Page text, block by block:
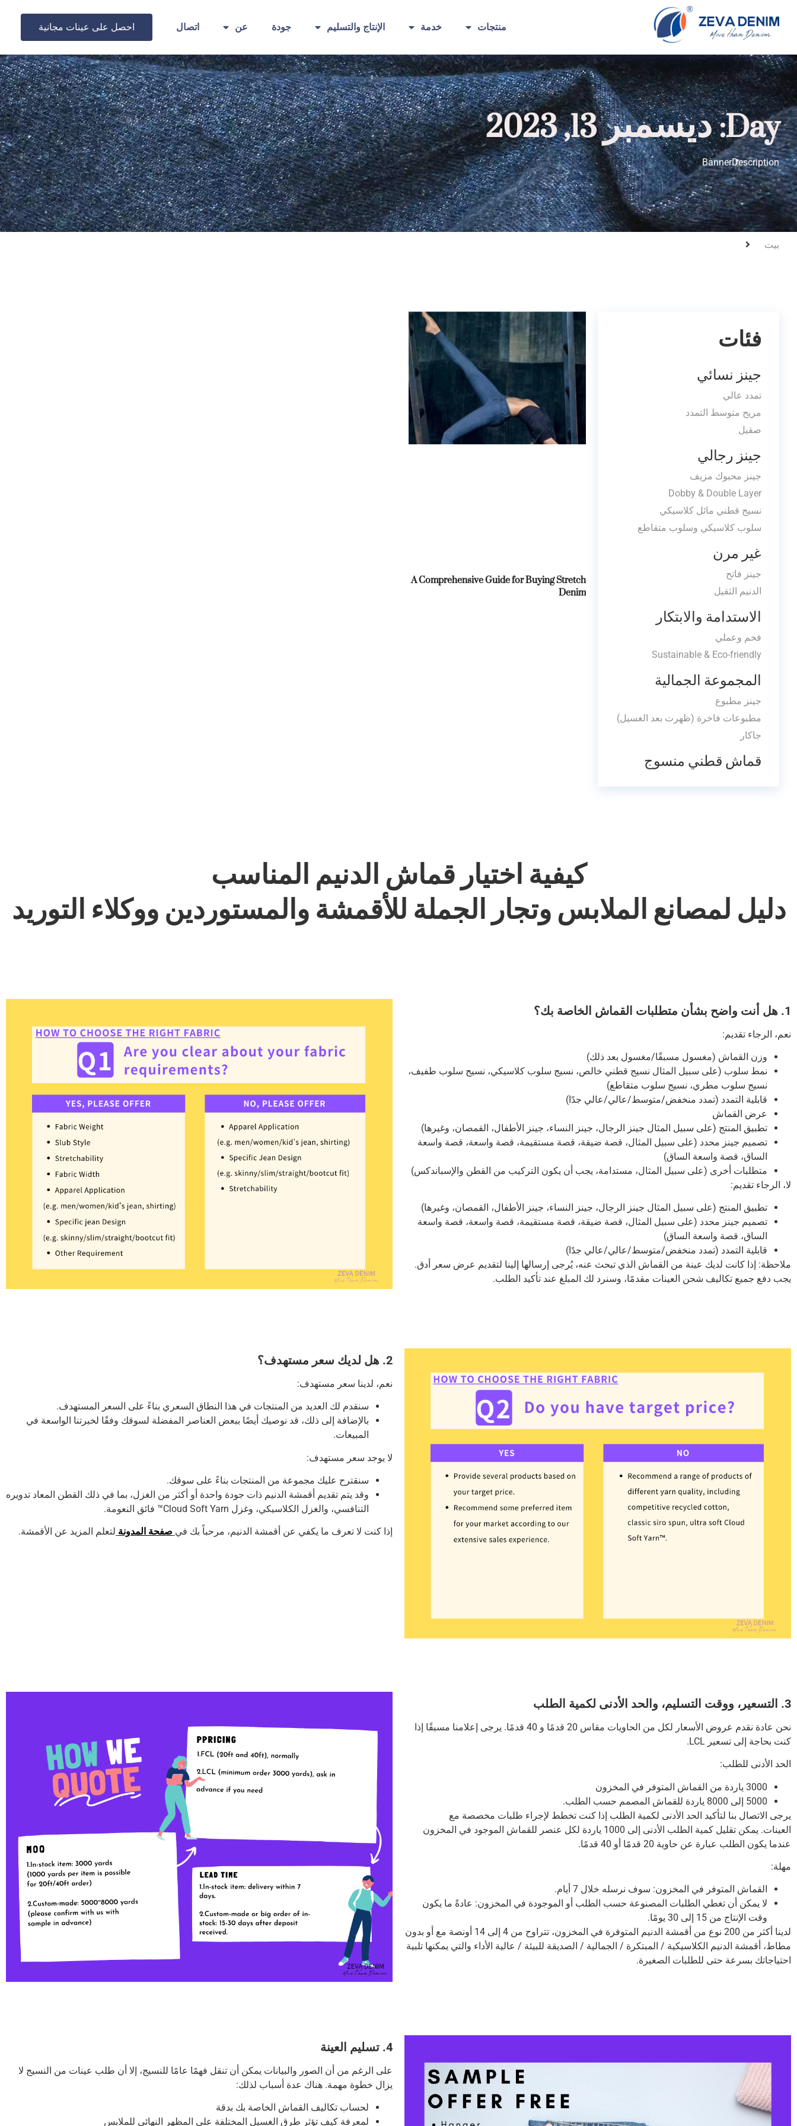
منتجات خدمة الإنتاج والتسليم جودة عن اتصال احصل على عينات مجانية
Day: ديسمبر 13, 2023
BannerDescription
بيت
فئات
جينز نسائي
تمدد عالي
مريح متوسط التمدد
صقيل
جينز رجالي
جينز محبوك مزيف
Dobby & Double Layer
نسيج قطني مائل كلاسيكي
سلوب كلاسيكي وسلوب متقاطع
غير مرن
جينز فاتح
الدنيم الثقيل
الاستدامة والابتكار
فخم وعملي
Sustainable & Eco-friendly
المجموعة الجمالية
جينز مطبوع
مطبوعات فاخرة (ظهرت بعد الغسيل)
جاكار
قماش قطني منسوج
A Comprehensive Guide for Buying Stretch
Denim
كيفية اختيار قماش الدنيم المناسب
دليل لمصانع الملابس وتجار الجملة للأقمشة والمستوردين ووكلاء التوريد
1. هل أنت واضح بشأن متطلبات القماش الخاصة بك؟
نعم، الرجاء تقديم:
وزن القماش (مغسول مسبقًا/مغسول بعد ذلك)
نمط سلوب (على سبيل المثال نسيج قطني خالص، نسيج سلوب كلاسيكي، نسيج سلوب طفيف،
نسيج سلوب مطري، نسيج سلوب متقاطع)
قابلية التمدد (تمدد منخفض/متوسط/عالي/عالي جدًا)
عرض القماش
تطبيق المنتج (على سبيل المثال جينز الرجال، جينز النساء، جينز الأطفال، القمصان، وغيرها)
تصميم جينز محدد (على سبيل المثال، قصة ضيقة، قصة مستقيمة، قصة واسعة، قصة واسعة
الساق، قصة واسعة الساق)
متطلبات أخرى (على سبيل المثال، مستدامة، يجب أن يكون التركيب من القطن والإسباندكس)
لا، الرجاء تقديم:
تطبيق المنتج (على سبيل المثال جينز الرجال، جينز النساء، جينز الأطفال، القمصان، وغيرها)
تصميم جينز محدد (على سبيل المثال، قصة ضيقة، قصة مستقيمة، قصة واسعة، قصة واسعة
الساق، قصة واسعة الساق)
قابلية التمدد (تمدد منخفض/متوسط/عالي/عالي جدًا)
ملاحظة: إذا كانت لديك عينة من القماش الذي تبحث عنه، يُرجى إرسالها إلينا لتقديم عرض سعر أدق.
يجب دفع جميع تكاليف شحن العينات مقدمًا، وسنرد لك المبلغ عند تأكيد الطلب.
2. هل لديك سعر مستهدف؟
نعم، لدينا سعر مستهدف:
سنقدم لك العديد من المنتجات في هذا النطاق السعري بناءً على السعر المستهدف.
بالإضافة إلى ذلك، قد نوصيك أيضًا ببعض العناصر المفضلة لسوقك وفقًا لخبرتنا الواسعة في
المبيعات.
لا يوجد سعر مستهدف:
سنقترح عليك مجموعة من المنتجات بناءً على سوقك.
وقد يتم تقديم أقمشة الدنيم ذات جودة واحدة أو أكثر من الغزل، بما في ذلك القطن المعاد تدويره
التنافسي، والغزل الكلاسيكي، وغزل Cloud Soft Yarn™ فائق النعومة.
إذا كنت لا تعرف ما يكفي عن أقمشة الدنيم، مرحباً بك في صفحة المدونة لتعلم المزيد عن الأقمشة.
3. التسعير، ووقت التسليم، والحد الأدنى لكمية الطلب
نحن عادة نقدم عروض الأسعار لكل من الحاويات مقاس 20 قدمًا و 40 قدمًا.
يرجى إعلامنا مسبقًا إذا
كنت بحاجة إلى تسعير LCL.
الحد الأدنى للطلب:
3000 ياردة من القماش المتوفر في المخزون
5000 إلى 8000 ياردة للقماش المصمم حسب الطلب.
يرجى الاتصال بنا لتأكيد الحد الأدنى لكمية الطلب إذا كنت تخطط لإجراء طلبات مخصصة مع
العينات.
يمكن تقليل كمية الطلب الأدنى إلى 1000 ياردة لكل عنصر للقماش الموجود في المخزون
عندما يكون الطلب عبارة عن حاوية 20 قدمًا أو 40 قدمًا.
مهلة:
القماش المتوفر في المخزون: سوف نرسله خلال 7 أيام.
لا يمكن أن تغطي الطلبات المصنوعة حسب الطلب أو الموجودة في المخزون: عادةً ما يكون
وقت الإنتاج من 15 إلى 30 يومًا.
لدينا أكثر من 200 نوع من أقمشة الدنيم المتوفرة في المخزون، تتراوح من 4 إلى 14 أونصة مع أو بدون
مطاط، أقمشة الدنيم الكلاسيكية / المبتكرة / الجمالية / الصديقة للبيئة / عالية الأداء والتي يمكنها تلبية
احتياجاتك بسرعة حتى للطلبات الصغيرة.
4. تسليم العينة
على الرغم من أن الصور والبيانات يمكن أن تنقل فهمًا عامًا للنسيج، إلا أن طلب عينات من النسيج لا
يزال خطوة مهمة. هناك عدة أسباب لذلك:
لحساب تكاليف القماش الخاصة بك بدقة
لمعرفة كيف تؤثر طرق الغسيل المختلفة على المظهر النهائي للملابس